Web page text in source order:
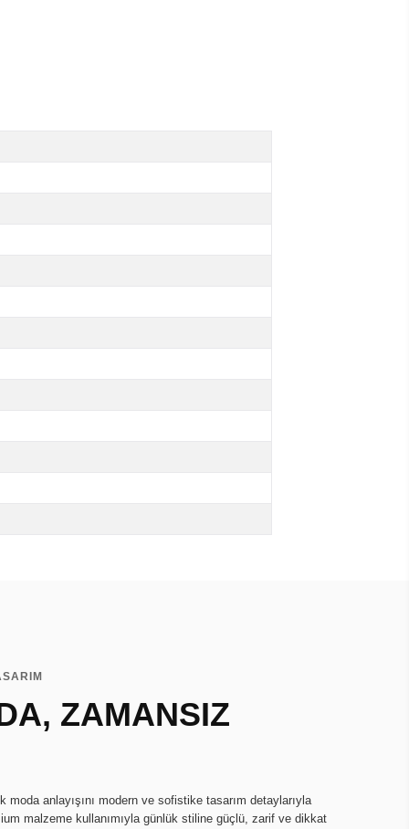
ZAMANSIZ
anlayışını modern ve sofistike tasarım detaylarıyla
malzeme kullanımıyla günlük stiline güçlü, zarif ve dikkat